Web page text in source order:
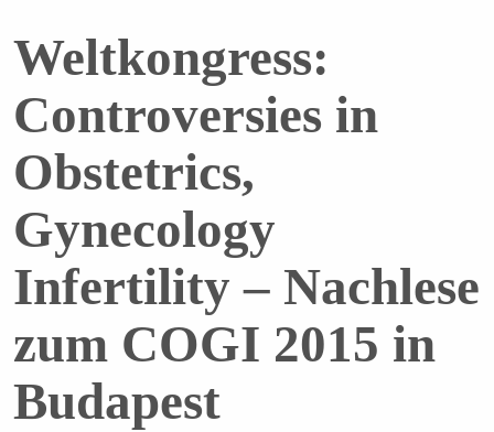
Weltkongress:
Controversies in
Obstetrics,
Gynecology
Infertility – Nachlese
zum COGI 2015 in
Budapest